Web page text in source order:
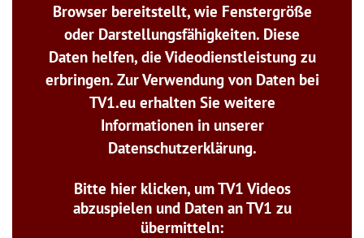
Browser bereitstellt, wie Fenstergröße
oder Darstellungsfähigkeiten. Diese
Daten helfen, die Videodienstleistung zu
erbringen. Zur Verwendung von Daten bei
TV1.eu erhalten Sie weitere
Informationen in unserer
Datenschutzerklärung.
Bitte hier klicken, um TV1 Videos
abzuspielen und Daten an TV1 zu
übermitteln: